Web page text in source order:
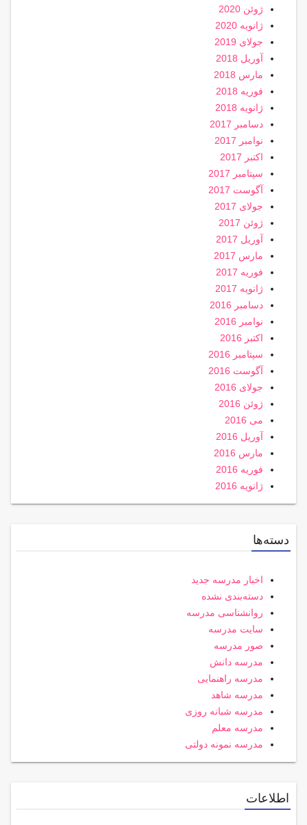
ژوئن 2020
ژانویه 2020
جولای 2019
آوریل 2018
مارس 2018
فوریه 2018
ژانویه 2018
دسامبر 2017
نوامبر 2017
اکتبر 2017
سپتامبر 2017
آگوست 2017
جولای 2017
ژوئن 2017
آوریل 2017
مارس 2017
فوریه 2017
ژانویه 2017
دسامبر 2016
نوامبر 2016
اکتبر 2016
سپتامبر 2016
آگوست 2016
جولای 2016
ژوئن 2016
می 2016
آوریل 2016
مارس 2016
فوریه 2016
ژانویه 2016
دسته‌ها
اخبار مدرسه جدید
دسته‌بندی نشده
روانشناسی مدرسه
سایت مدرسه
صور مدرسه
مدرسه دانش
مدرسه راهنمایی
مدرسه شاهد
مدرسه شبانه روزی
مدرسه معلم
مدرسه نمونه دولتی
اطلاعات